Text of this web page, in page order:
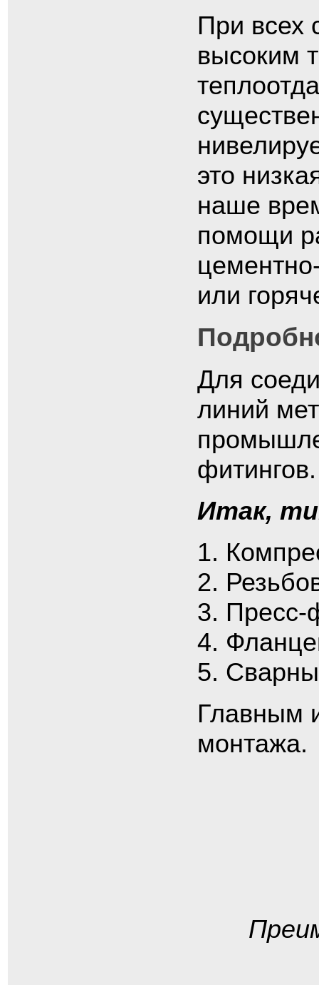
При всех
высоким
это
наше
помощи
или
Для
линий
фитингов.
Итак,
Пресс-
Главным
монтажа.